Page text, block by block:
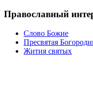
Православный
Слово Божие
Пресвятая
Жития святых